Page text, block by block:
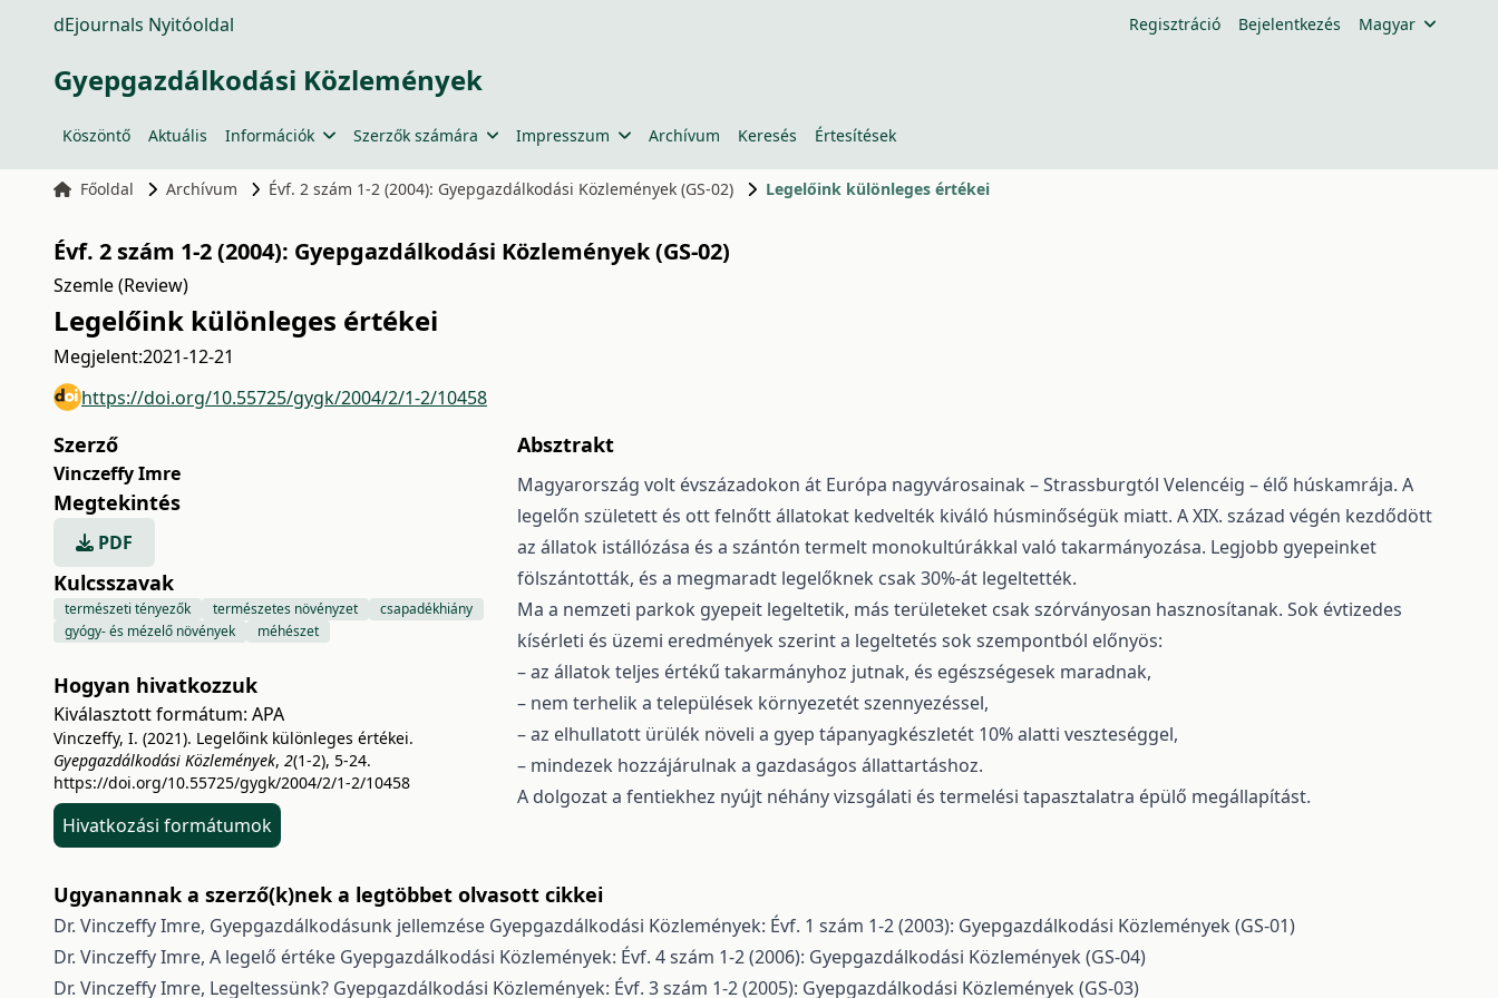
dEjournals Nyitóoldal Regisztráció Bejelentkezés Magyar
Gyepgazdálkodási Közlemények
Köszöntő Aktuális Információk Szerzők számára Impresszum Archívum Keresés Értesítések
Főoldal Archívum Évf. 2 szám 1-2 (2004): Gyepgazdálkodási Közlemények (GS-02) Legelőink különleges értékei
Évf. 2 szám 1-2 (2004): Gyepgazdálkodási Közlemények (GS-02)
Szemle (Review)
Legelőink különleges értékei
Megjelent:2021-12-21
https://doi.org/10.55725/gygk/2004/2/1-2/10458
Szerző
Vinczeffy Imre
Megtekintés
PDF
Kulcsszavak
természeti tényezők természetes növényzet
csapadékhiány
gyógy- és mézelő növények
méhészet
Hogyan hivatkozzuk
Kiválasztott formátum: APA
Vinczeffy, I. (2021). Legelőink különleges értékei.
Gyepgazdálkodási Közlemények, 2(1-2), 5-24.
https://doi.org/10.55725/gygk/2004/2/1-2/10458
Hivatkozási formátumok
Absztrakt
Magyarország volt évszázadokon át Európa nagyvárosainak – Strassburgtól Velencéig – élő húskamrája. A
legelőn született és ott felnőtt állatokat kedvelték kiváló húsminőségük miatt. A XIX. század végén kezdődött
az állatok istállózása és a szántón termelt monokultúrákkal való takarmányozása. Legjobb gyepeinket
fölszántották, és a megmaradt legelőknek csak 30%-át legeltették.
Ma a nemzeti parkok gyepeit legeltetik, más területeket csak szórványosan hasznosítanak. Sok évtizedes
kísérleti és üzemi eredmények szerint a legeltetés sok szempontból előnyös:
– az állatok teljes értékű takarmányhoz jutnak, és egészségesek maradnak,
– nem terhelik a települések környezetét szennyezéssel,
– az elhullatott ürülék növeli a gyep tápanyagkészletét 10% alatti veszteséggel,
– mindezek hozzájárulnak a gazdaságos állattartáshoz.
A dolgozat a fentiekhez nyújt néhány vizsgálati és termelési tapasztalatra épülő megállapítást.
Ugyanannak a szerző(k)nek a legtöbbet olvasott cikkei
Dr. Vinczeffy Imre, Gyepgazdálkodásunk jellemzése Gyepgazdálkodási Közlemények: Évf. 1 szám 1-2 (2003): Gyepgazdálkodási Közlemények (GS-01)
Dr. Vinczeffy Imre, A legelő értéke Gyepgazdálkodási Közlemények: Évf. 4 szám 1-2 (2006): Gyepgazdálkodási Közlemények (GS-04)
Dr. Vinczeffy Imre, Legeltessünk? Gyepgazdálkodási Közlemények: Évf. 3 szám 1-2 (2005): Gyepgazdálkodási Közlemények (GS-03)